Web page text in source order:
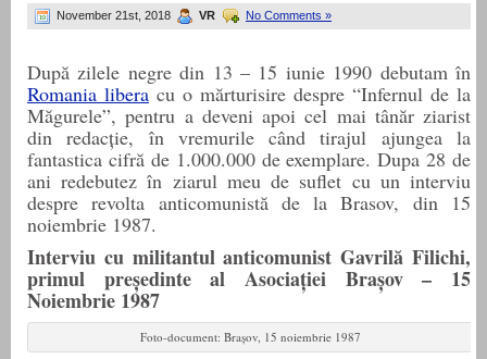
November 21st, 2018 VR No Comments »
După zilele negre din 13 – 15 iunie 1990 debutam în
Romania libera cu o mărturisire despre “Infernul de la
Măgurele”, pentru a deveni apoi cel mai tânăr ziarist
din redacție, în vremurile când tirajul ajungea la
fantastica cifră de 1.000.000 de exemplare. Dupa 28 de
ani redebutez în ziarul meu de suflet cu un interviu
despre revolta anticomunistă de la Brasov, din 15
noiembrie 1987.
Interviu cu militantul anticomunist Gavrilă Filichi,
primul președinte al Asociației Brașov – 15
Noiembrie 1987
Foto-document: Brașov, 15 noiembrie 1987